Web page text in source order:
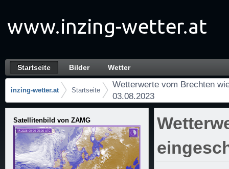
Wetterwerte vom Brechten wieder
Navigation
Startseite Bilder Wetter
Brotkrumen (Wo bin ich?)
inzing-wetter.at Startseite
Wetterwerte vom Brechten
03.08.2023
Satellitenbild von ZAMG